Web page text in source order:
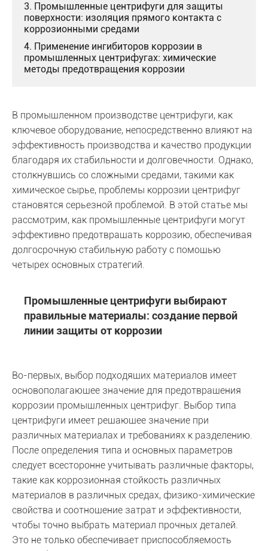
3. Промышленные центрифуги для защиты
поверхности: изоляция прямого контакта с
коррозионными средами
4. Применение ингибиторов коррозии в
промышленных центрифугах: химические
методы предотвращения коррозии
В промышленном производстве центрифуги, как
ключевое оборудование, непосредственно влияют на
эффективность производства и качество продукции
благодаря их стабильности и долговечности. Однако,
столкнувшись со сложными средами, такими как
химическое сырье, проблемы коррозии центрифуг
становятся серьезной проблемой. В этой статье мы
рассмотрим, как промышленные центрифуги могут
эффективно предотвращать коррозию, обеспечивая
долгосрочную стабильную работу с помощью
четырех основных стратегий.
Промышленные центрифуги выбирают
правильные материалы: создание первой
линии защиты от коррозии
Во-первых, выбор подходящих материалов имеет
основополагающее значение для предотвращения
коррозии промышленных центрифуг. Выбор типа
центрифуги имеет решающее значение при
различных материалах и требованиях к разделению.
После определения типа и основных параметров
следует всесторонне учитывать различные факторы,
такие как коррозионная стойкость различных
материалов в различных средах, физико-химические
свойства и соотношение затрат и эффективности,
чтобы точно выбрать материал прочных деталей.
Это не только обеспечивает приспособляемость